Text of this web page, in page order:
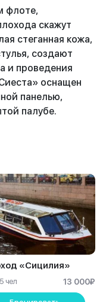
флоте,
скажут
стеганная кожа,
создают
и проведения
оснащен
панелью,
палубе.
«Сицилия»
чел 13 000₽